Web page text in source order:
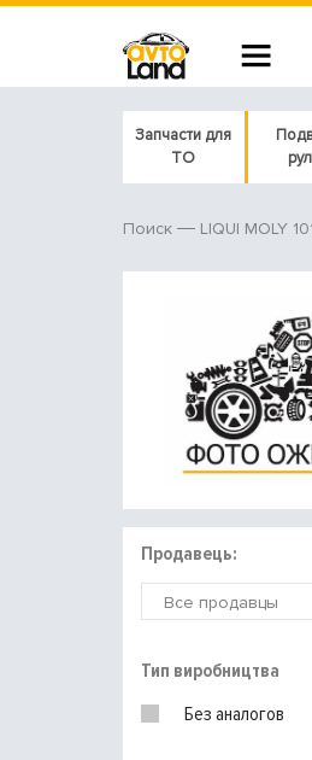
Запчасти для
ТО
Поиск LIQUI MOLY
Продавець:
Тип виробництва
Без аналогов